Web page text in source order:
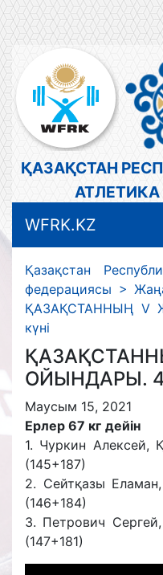
ҚАЗАҚСТАН
WFRK.KZ
Қазақстан
федерациясы >
ҚАЗАҚСТАННЫҢ V
күні
ОЙЫНДАРЫ.
Маусым 15, 2021
Ерлер 67 кг дейін
1. Чуркин Алексей,
(145+187)
2. Сейтқазы
(146+184)
3. Петрович
(147+181)